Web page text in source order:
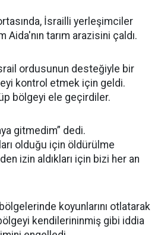
ortasında, İsrailli yerleşimciler
tarım arazisini çaldı.
ordusunun desteğiyle bir
kontrol etmek için geldi.
bölgeyi ele geçirdiler.
gitmedim” dedi.
olduğu için öldürülme
izin aldıkları için bizi her an
koyunlarını otlatarak
kendilerininmiş gibi iddia